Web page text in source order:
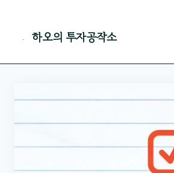
content
하오의 투자공작소